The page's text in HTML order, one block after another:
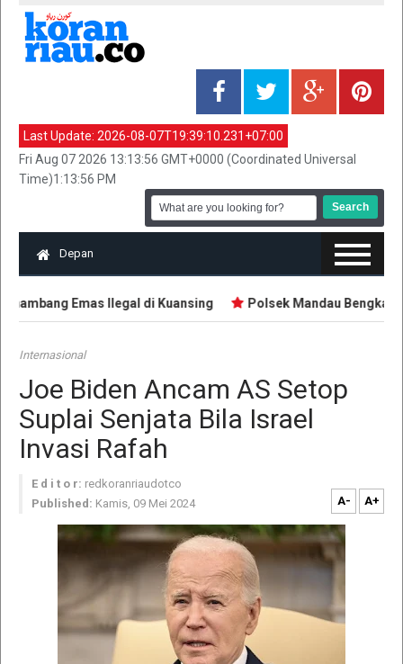
Last Update: 2026-08-07T19:39:10.231+07:00
Fri Aug 07 2026 13:13:56 GMT+0000 (Coordinated Universal
Time)1:13:56 PM
Depan
Emas Ilegal di Kuansing Polsek Mandau Bengkalis
Internasional
Joe Biden Ancam AS Setop
Suplai Senjata Bila Israel
Invasi Rafah
E d i t o r: redkoranriaudotco
Published: Kamis, 09 Mei 2024 A- A+